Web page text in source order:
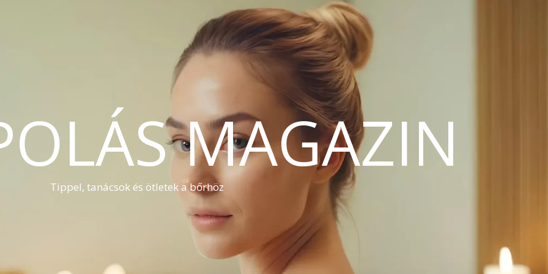
MAGAZIN
Tippel, tanácsok és ötletek a bőrhöz